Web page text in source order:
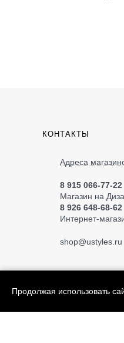
КОНТАКТЫ
Адреса
8 915 066-77-22
Магазин на
8 926 648-68-62
Интернет-
shop@ustyles.ru
© 2004—2026
Продолжая использовать